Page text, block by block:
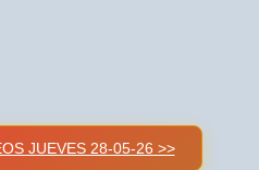
JUEVES 28-05-26 >>